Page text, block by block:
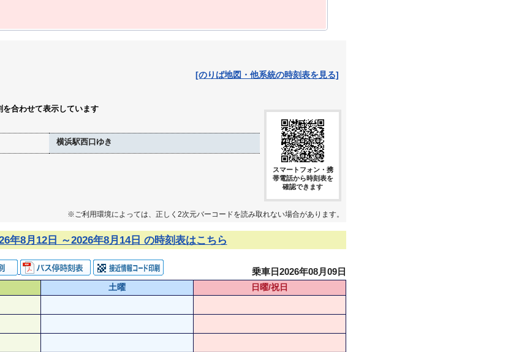
[のりば地図・他系統の時刻表を見る]
合わせて表示しています
横浜駅西口ゆき
スマートフォン・携
帯電話から時刻表を
確認できます
※ご利用環境によっては、正しく2次元バーコードを読み取れない場合があります。
年8月12日 ～2026年8月14日 の時刻表はこちら
乗車日2026年08月09日
土曜
日曜/祝日